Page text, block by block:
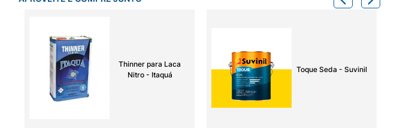
Thinner para Laca
Nitro - Itaquá
Toque Seda - Suvinil